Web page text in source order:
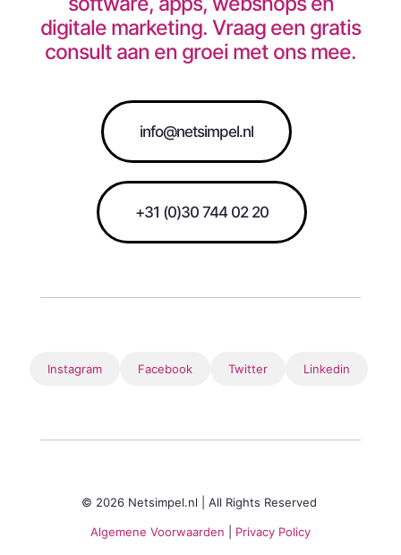
digitale marketing. Vraag een gratis
consult aan en groei met ons mee.
info@netsimpel.nl
+31 (0)30 744 02 20
Instagram Facebook Twitter Linkedin
© 2026 Netsimpel.nl | All Rights Reserved
Algemene Voorwaarden Privacy Policy